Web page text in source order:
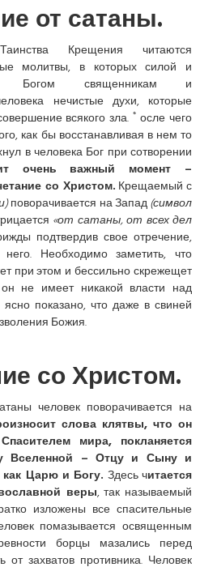
от сатаны.
Крещения читаются
молитвы, в которых силой и
Богом священникам и
нечистые духи, которые
всякого зла. ﾟосле чего
как бы восстанавливая в нем то
в человека Бог при сотворении
очень важный момент –
со Христом. Крещаемый с
поворачивается на Запад(символ
«от сатаны, от всех дел
подтвердив свое отречение,
Необходимо заметить, что
при этом и бессильно скрежещет
не имеет никакой власти над
показано, что даже в свиней
Божия.
со Христом.
человек поворачивается на
слова клятвы, что он
мира, покланяется
Вселенной – Отцу и Сыну и
Царю и Богу. Здесь читается
веры, так называемый
изложены все спасительные
помазывается освященным
борцы мазались перед
от захватов противника. Человек